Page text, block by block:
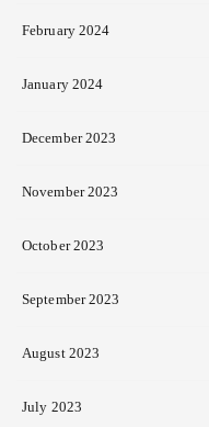
February 2024
January 2024
December 2023
November 2023
October 2023
September 2023
August 2023
July 2023